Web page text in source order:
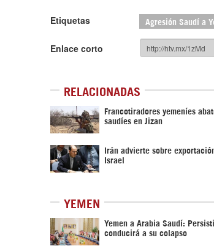
Etiquetas Agresión Saudí a
Enlace corto
RELACIONADAS
Francotiradores yemeníes
saudíes en Jizan
Irán advierte sobre
Israel
YEMEN
Yemen a Arabia Saudí:
conducirá a su colapso